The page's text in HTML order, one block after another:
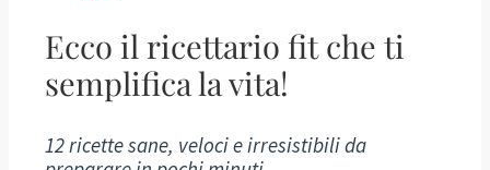
Ecco il ricettario fit che ti
semplifica la vita!
12 ricette sane, veloci e irresistibili da